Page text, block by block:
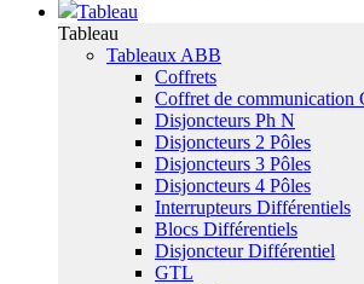
Tableau
Tableau
Tableaux ABB
Coffrets
Coffret de communication
Disjoncteurs Ph N
Disjoncteurs 2 Pôles
Disjoncteurs 3 Pôles
Disjoncteurs 4 Pôles
Interrupteurs Différentiels
Blocs Différentiels
Disjoncteur Différentiel
GTL